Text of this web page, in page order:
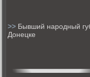
>> Бывший народный
Донецке